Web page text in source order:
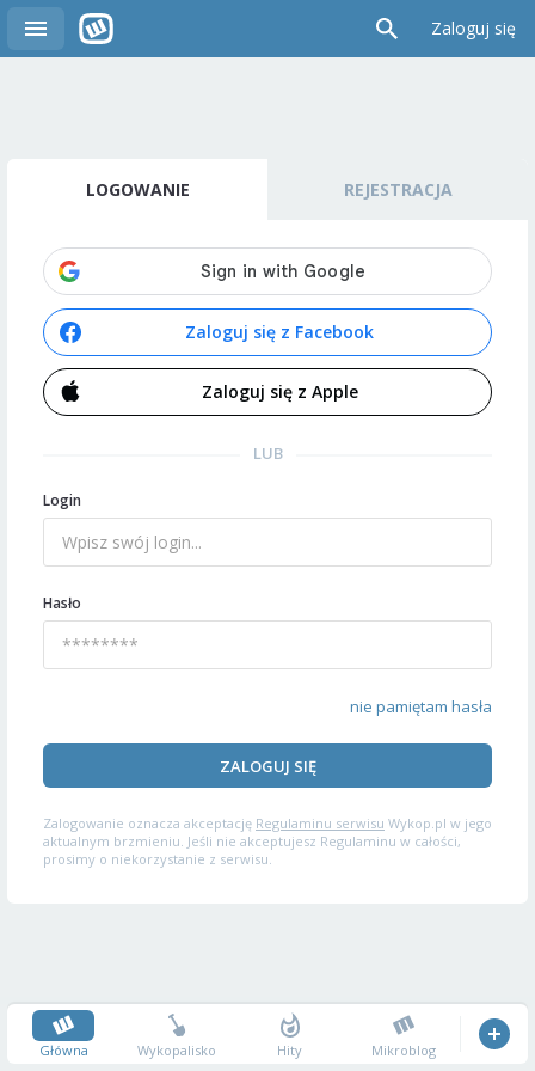
Zaloguj się
LOGOWANIE REJESTRACJA
Zaloguj się z Facebook
Zaloguj się z Apple
LUB
Login
Hasło
nie pamiętam hasła
ZALOGUJ SIĘ
Zalogowanie oznacza akceptację Regulaminu serwisu Wykop.pl w jego
aktualnym brzmieniu. Jeśli nie akceptujesz Regulaminu w całości,
prosimy o niekorzystanie z serwisu.
Główna Wykopalisko Hity Mikroblog